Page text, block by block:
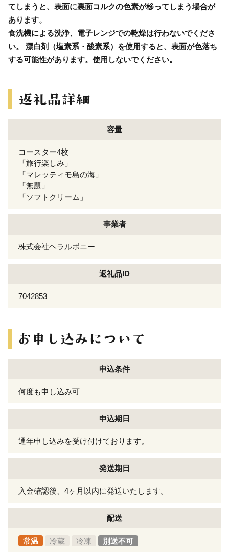
てしまうと、表面に裏面コルクの色素が移ってしまう場合が
あります。
食洗機による洗浄、電子レンジでの乾燥は行わないでくださ
い。 漂白剤（塩素系・酸素系）を使用すると、表面が色落ち
する可能性があります。使用しないでください。
容量
コースター4枚
「旅行楽しみ」
「マレッティモ島の海」
「無題」
「ソフトクリーム」
事業者
株式会社ヘラルボニー
返礼品ID
7042853
申込条件
何度も申し込み可
申込期日
通年申し込みを受け付けております。
発送期日
入金確認後、4ヶ月以内に発送いたします。
配送
常温 冷蔵 冷凍 別送不可